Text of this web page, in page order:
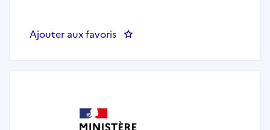
Ajouter aux favoris : Enseignant-chercheur